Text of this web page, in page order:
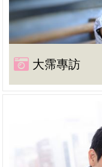
大霈專訪